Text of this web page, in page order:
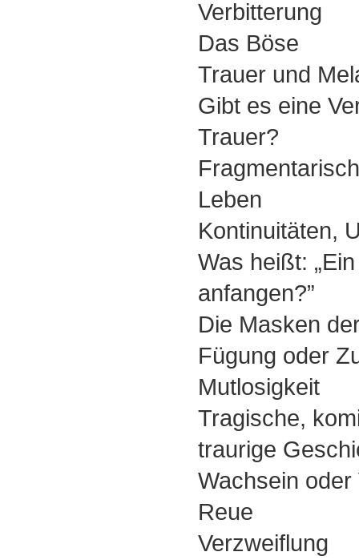
Verbitterung
Das Böse
Trauer und
Gibt es eine
Trauer?
Leben
Kontinuitäten,
Was heißt:
anfangen?”
Die Masken
Fügung oder
Mutlosigkeit
Tragische,
traurige
Wachsein oder
Reue
Verzweiflung